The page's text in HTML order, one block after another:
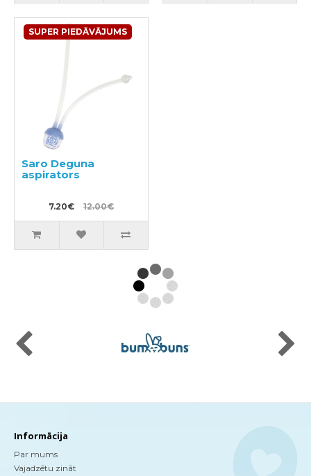
SUPER PIEDĀVĀJUMS
Saro Deguna
aspirators
7.20€ 12.00€
Informācija
Par mums
Vajadzētu zināt